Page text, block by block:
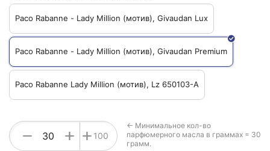
Paco Rabanne - Lady Million (мотив), Givaudan Lux
Paco Rabanne - Lady Million (мотив), Givaudan Premium
Paco Rabanne Lady Million (мотив), Lz 650103-A
+ 100
+
−
← Минимальное кол-во
парфюмерного масла в граммах = 30
грамм.